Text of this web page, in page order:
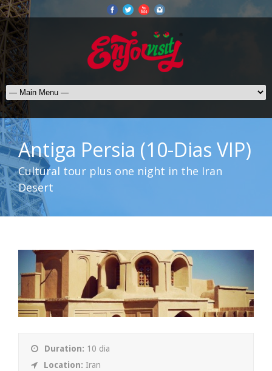
Antiga Persia (10-Dias VIP)
Cultural tour plus one night in the Iran
Desert
Duration: 10 dia
Location: Iran